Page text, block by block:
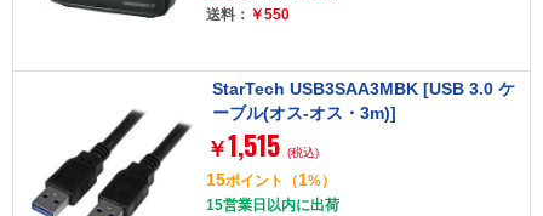
送料： ￥550
StarTech USB3SAA3MBK [USB 3.0 ケ
ーブル(オス-オス・3m)]
￥1,515 (税込)
15ポイント （1%）
15営業日以内に出荷